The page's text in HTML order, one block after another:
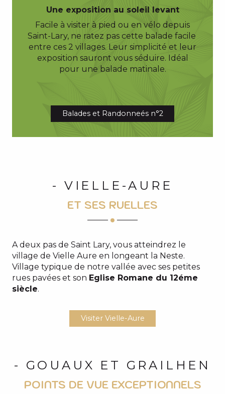
Une exposition au soleil levant
Facile à visiter à pied ou en vélo depuis
Saint-Lary, ne ratez pas cette balade facile
entre ces 2 villages. Leur simplicité et leur
exposition sauront vous séduire. Idéal
pour une balade matinale.
Balades et Randonneés n°2
- VIELLE-AURE
ET SES RUELLES
A deux pas de Saint Lary, vous atteindrez le
village de Vielle Aure en longeant la Neste.
Village typique de notre vallée avec ses petites
rues pavées et son Eglise Romane du 12éme
siècle.
Visiter Vielle-Aure
- GOUAUX ET GRAILHEN
POINTS DE VUE EXCEPTIONNELS